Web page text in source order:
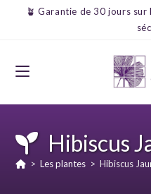
🪴 Garantie de 30 jours
Hibiscus
> Les plantes > Hibiscus